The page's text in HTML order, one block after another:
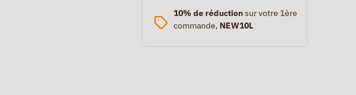
10% de réductionsur votre 1ère
commande, NEW10L